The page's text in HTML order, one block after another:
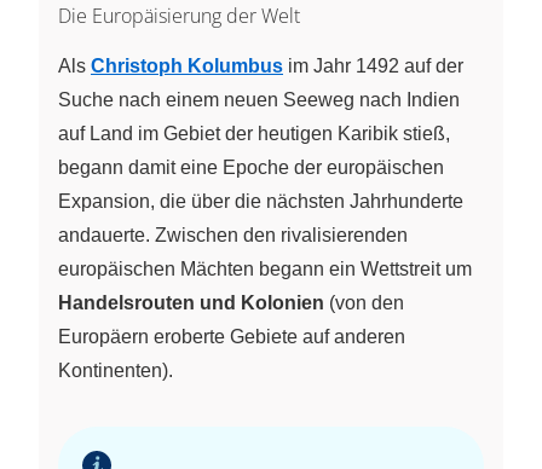
Die Europäisierung der Welt
Als Christoph Kolumbus im Jahr 1492 auf der
Suche nach einem neuen Seeweg nach Indien
auf Land im Gebiet der heutigen Karibik stieß,
begann damit eine Epoche der europäischen
Expansion, die über die nächsten Jahrhunderte
andauerte. Zwischen den rivalisierenden
europäischen Mächten begann ein Wettstreit um
Handelsrouten und Kolonien (von den
Europäern eroberte Gebiete auf anderen
Kontinenten).